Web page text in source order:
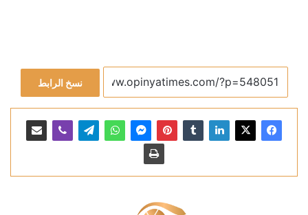
نسخ الرابط